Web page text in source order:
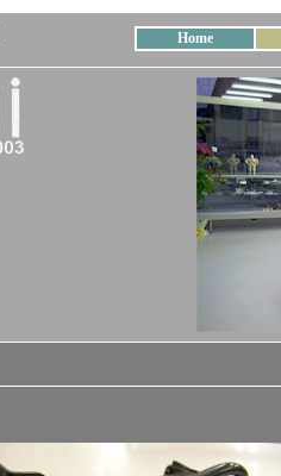
Home